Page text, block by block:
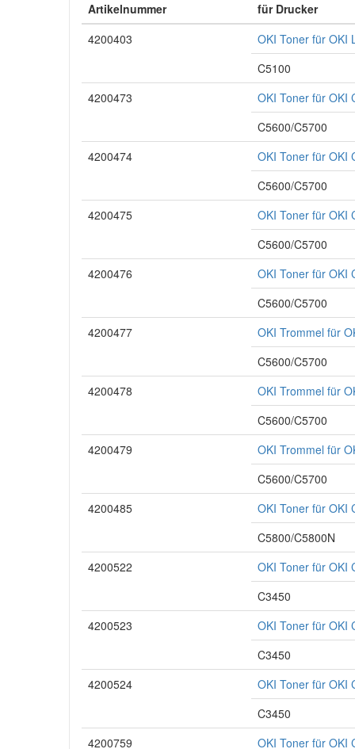
Artikelnummer für Drucker
4200403
OKI Toner für OKI
C5100
4200473
OKI Toner für OKI
C5600/C5700
4200474
OKI Toner für OKI
C5600/C5700
4200475
OKI Toner für OKI
C5600/C5700
4200476
OKI Toner für OKI
C5600/C5700
4200477
OKI Trommel für
C5600/C5700
4200478
OKI Trommel für
C5600/C5700
4200479
OKI Trommel für
C5600/C5700
4200485
OKI Toner für OKI
C5800/C5800N
4200522
OKI Toner für OKI
C3450
4200523
OKI Toner für OKI
C3450
4200524
OKI Toner für OKI
C3450
4200759
OKI Toner für OKI